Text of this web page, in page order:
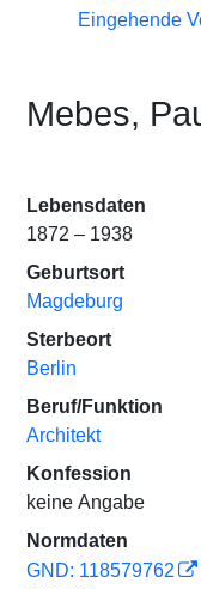
Eingehende
Mebes,
Lebensdaten
1872 – 1938
Geburtsort
Magdeburg
Sterbeort
Berlin
Beruf/Funktion
Architekt
Konfession
keine Angabe
Normdaten
GND: 118579762